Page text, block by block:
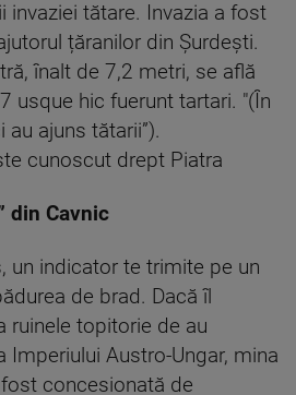
invaziei tătare. Invazia a fost
țăranilor din Șurdești.
înalt de 7,2 metri, se află
usque hic fuerunt tartari. "(În
ajuns tătarii”).
cunoscut drept Piatra
din Cavnic
un indicator te trimite pe un
de brad. Dacă îl
ruinele topitorie de au
Imperiului Austro-Ungar, mina
concesionată de